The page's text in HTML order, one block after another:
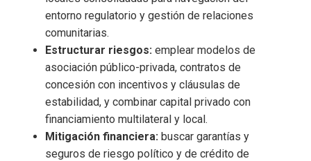
entorno regulatorio y gestión de relaciones
comunitarias.
Estructurar riesgos: emplear modelos de
asociación público-privada, contratos de
concesión con incentivos y cláusulas de
estabilidad, y combinar capital privado con
financiamiento multilateral y local.
Mitigación financiera: buscar garantías y
seguros de riesgo político y de crédito de